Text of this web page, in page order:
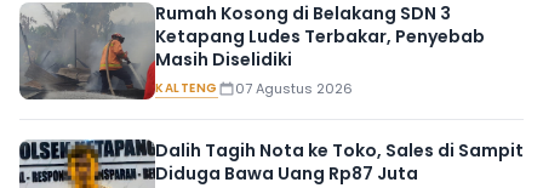
Rumah Kosong di Belakang SDN 3
Ketapang Ludes Terbakar, Penyebab
Masih Diselidiki
KALTENG 07 Agustus 2026
Dalih Tagih Nota ke Toko, Sales di Sampit
Diduga Bawa Uang Rp87 Juta